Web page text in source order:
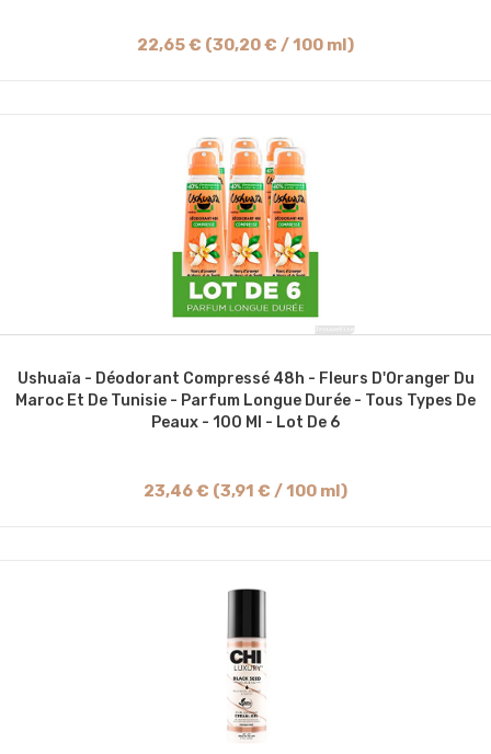
22,65 € (30,20 € / 100 ml)
Ushuaïa - Déodorant Compressé 48h - Fleurs D'Oranger Du
Maroc Et De Tunisie - Parfum Longue Durée - Tous Types De
Peaux - 100 Ml - Lot De 6
23,46 € (3,91 € / 100 ml)